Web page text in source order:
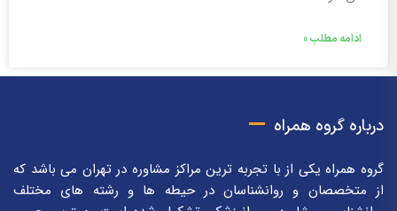
ادامه مطلب »
درباره گروه همراه
گروه همراه یکی از با تجربه ترین مراکز مشاوره در تهران می باشد که
از متخصصان و روانشناسان در حیطه ها و رشته های مختلف